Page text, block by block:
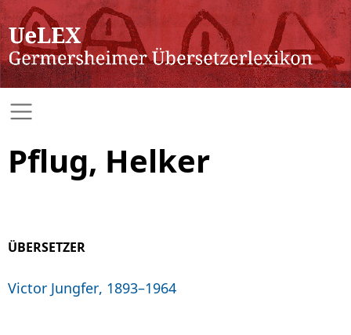
Pflug, Helker
ÜBERSETZER
Victor Jungfer, 1893–1964